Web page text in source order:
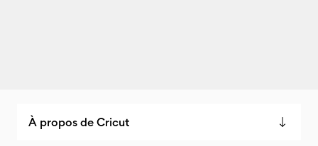
À propos de Cricut